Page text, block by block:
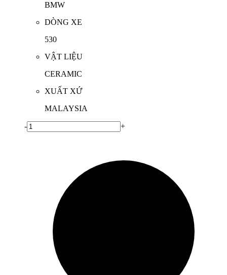
BMW
DÒNG XE
530
VẬT LIỆU
CERAMIC
XUẤT XỨ
MALAYSIA
- +